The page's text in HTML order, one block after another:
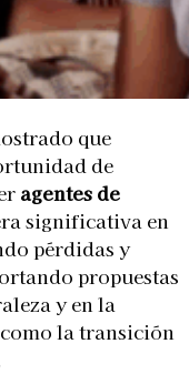
que
de
agentes de
significativa en
pérdidas y
propuestas
y en la
la transición